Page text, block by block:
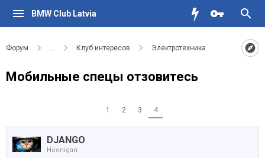
BMW Club Latvia
Форум ... Клуб интересов Электротехника
Мобильные спецы отзовитесь
1 2 3 4
DJANGO
Hoonigan